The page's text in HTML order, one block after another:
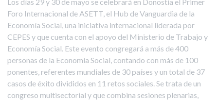
Foro Internacional de ASETT, el Hub de Vanguardia de la
Economía Social, una iniciativa internacional liderada por
CEPES y que cuenta con el apoyo del Ministerio de Trabajo y
Economía Social. Este evento congregará a más de 400
personas de la Economía Social, contando con más de 100
ponentes, referentes mundiales de 30 países y un total de 37
casos de éxito divididos en 11 retos sociales. Se trata de un
congreso multisectorial y que combina sesiones plenarias,